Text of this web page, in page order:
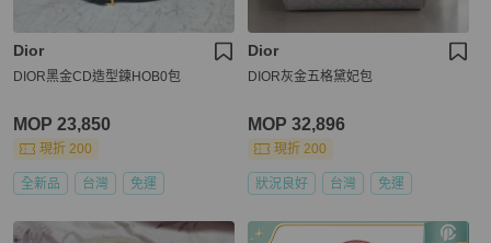
Dior
DIOR黑金CD造型鍊HOB0包
MOP 23,850
現折 200
全新品 台灣 免運
Dior
DIOR灰金五格黛妃包
MOP 32,896
現折 200
狀況良好 台灣 免運